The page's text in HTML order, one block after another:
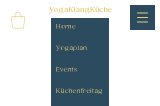
Home
Yogaplan
Events
Küchenfreitag
YogaKlangKüche